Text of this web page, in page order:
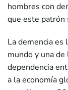
hombres con
que este patrón
La demencia
mundo y una de
dependencia
a la economía